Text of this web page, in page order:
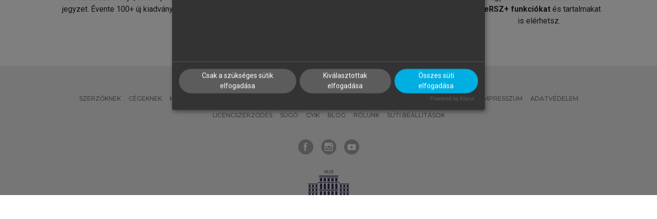
jegyzet. Évente 100+ új kiadvány.
MeRSZ+ funkciókat és tartalmakat
is elérhetsz.
SZERZŐKNEK CÉGEKNEK KÖNYVTÁROSOKNAK MI – ÁLTALÁNOS IRÁNYELVEK IMPRESSZUM ADATVÉDELEM
LICENCSZERZŐDÉS SÚGÓ GYIK BLOG RÓLUNK SÜTI BEÁLLÍTÁSOK
Csak a szükséges sütik
elfogadása
Kiválasztottak
elfogadása
Összes süti
elfogadása
Powered by Klaro!